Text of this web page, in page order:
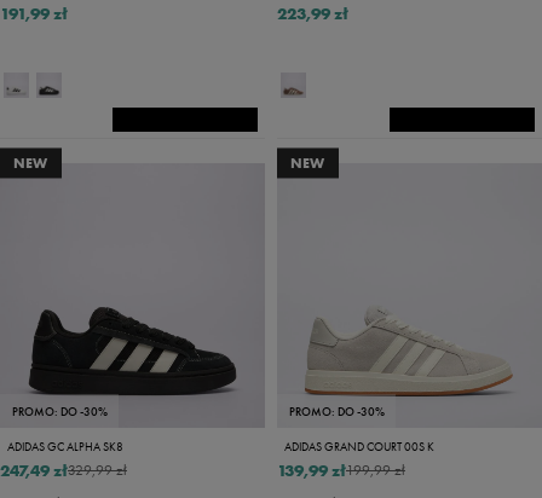
191,99 zł 223,99 zł
NEW
PROMO: DO -30%
ADIDAS GC ALPHA SK8
329,99 zł
247,49 zł
NEW
PROMO: DO -30%
ADIDAS GRAND COURT 00S K
199,99 zł
139,99 zł